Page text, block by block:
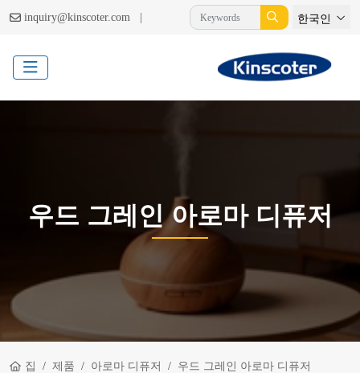
inquiry@kinscoter.com | 한국인
우드 그레인 아로마 디퓨저
집 제품 아로마 디퓨저 우드 그레인 아로마 디퓨저